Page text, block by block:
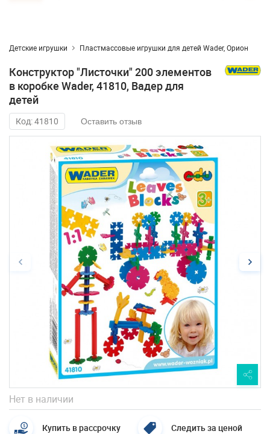
Детские игрушки Пластмассовые игрушки для детей Wader, Орион
Конструктор "Листочки" 200 элементов
в коробке Wader, 41810, Вадер для
детей
Код: 41810 Оставить отзыв
Нет в наличии
Купить в рассрочку Следить за ценой